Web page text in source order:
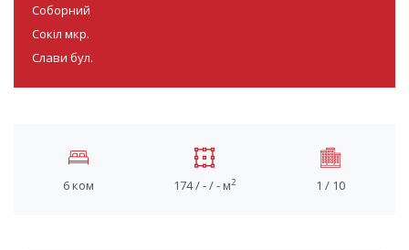
Соборний
Сокіл мкр.
Слави бул.
6 ком 174 / - / - м2 1 / 10